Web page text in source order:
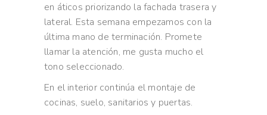
en áticos priorizando la fachada trasera y
lateral. Esta semana empezamos con la
última mano de terminación. Promete
llamar la atención, me gusta mucho el
tono seleccionado.
En el interior continúa el montaje de
cocinas, suelo, sanitarios y puertas.